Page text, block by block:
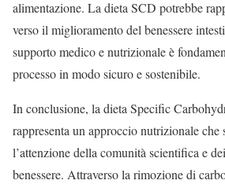
alimentazione. La dieta SCD potrebbe
verso il miglioramento del benessere
supporto medico e nutrizionale è
processo in modo sicuro e sostenibile.
In conclusione, la dieta Specific
rappresenta un approccio nutrizionale che
l’attenzione della comunità scientifica e
benessere. Attraverso la rimozione di